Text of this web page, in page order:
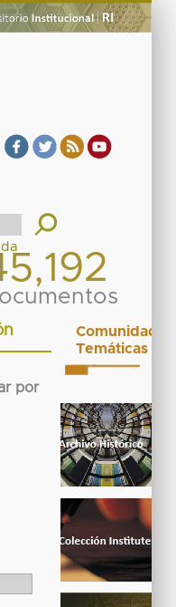
por
Comunidades
Temáticas